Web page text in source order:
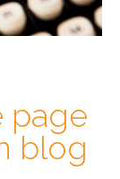
page
blog